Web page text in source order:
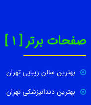
صفحات برتر [ 1 ]
بهترین سالن زیبایی تهران
بهترین دندانپزشکی تهران